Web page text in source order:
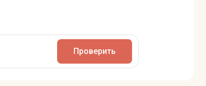
Проверить